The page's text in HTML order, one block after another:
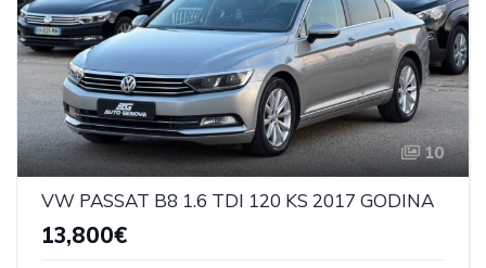
10
VW PASSAT B8 1.6 TDI 120 KS 2017 GODINA
13,800€